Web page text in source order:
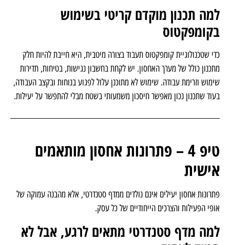
יתרון משמעותי.
למה תכנון מוקדם קריטי בשימוש
בקומפקטוס
כדי שטכנולוגיית קומפקטוס תעבוד בצורה מיטבית, היא חייבת להיות חלק
מתכנון כולל של מערך האחסון. יש לקחת בחשבון נגישות, בטיחות, תדירות
בעוד שתכנון נכון מאפשר חיסכון משמעותי בשטח מבלי להתפשר על יעילות.
טיפ 4 – פתרונות אחסון מותאמים
אישית
אופי הפעילות והצרכים הייחודיים של כל עסק.